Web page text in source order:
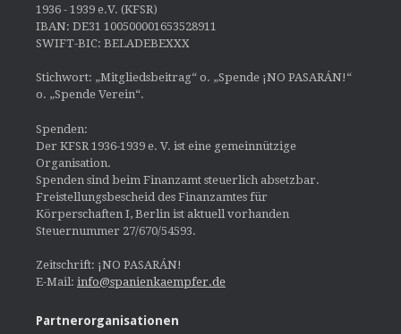
1936 - 1939 e.V. (KFSR)
IBAN: DE31 100500001653528911
SWIFT-BIC: BELADEBEXXX
Stichwort: „Mitgliedsbeitrag“ o. „Spende ¡NO PASARÁN!“
o. „Spende Verein“.
Spenden:
Der KFSR 1936-1939 e. V. ist eine gemeinnützige
Organisation.
Spenden sind beim Finanzamt steuerlich absetzbar.
Freistellungsbescheid des Finanzamtes für
Körperschaften I, Berlin ist aktuell vorhanden
Steuernummer 27/670/54593.
Zeitschrift: ¡NO PASARÁN!
E-Mail: info@spanienkaempfer.de
Partnerorganisationen